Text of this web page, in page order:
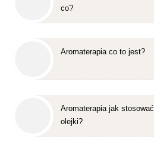
co?
Aromaterapia co to jest?
Aromaterapia jak stosować
olejki?